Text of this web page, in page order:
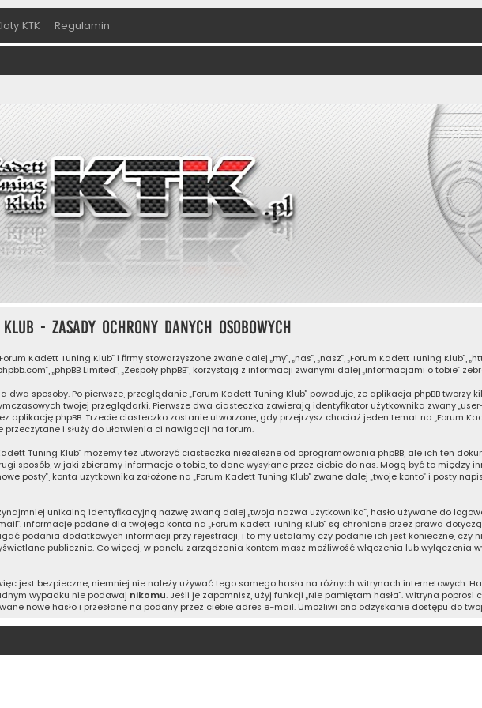
KTK Regulamin
- Zasady ochrony danych osobowych
Kadett Tuning Klub” i firmy stowarzyszone zwane dalej „my”, „nas”, „nasz”, „Forum Kadett Tuning Klub”,
„phpBB Limited”, „Zespoły phpBB”, korzystają z informacji zwanymi dalej „informacjami o tobie”
dwa sposoby. Po pierwsze, przeglądanie „Forum Kadett Tuning Klub” powoduje, że aplikacja phpBB tworzy
twojej przeglądarki. Pierwsze dwa ciasteczka zawierają identyfikator użytkownika zwany
aplikację phpBB. Trzecie ciasteczko zostanie utworzone, gdy przejrzysz chociaż jeden temat na „Forum
przeczytane i służy do ułatwienia ci nawigacji na forum.
Tuning Klub” możemy też utworzyć ciasteczka niezależne od oprogramowania phpBB, ale ich ten
sposób, w jaki zbieramy informacje o tobie, to dane wysyłane przez ciebie do nas. Mogą być to między
posty”, konta użytkownika założone na „Forum Kadett Tuning Klub” zwane dalej „twoje konto” i posty
unikalną identyfikacyjną nazwę zwaną dalej „twoja nazwa użytkownika”, hasło używane do
Informacje podane dla twojego konta na „Forum Kadett Tuning Klub” są chronione przez prawa
podania dodatkowych informacji przy rejestracji, i to my ustalamy czy podanie ich jest konieczne, czy
publicznie. Co więcej, w panelu zarządzania kontem masz możliwość włączenia lub wyłączenia
jest bezpieczne, niemniej nie należy używać tego samego hasła na różnych witrynach internetowych.
wypadku nie podawaj nikomu. Jeśli je zapomnisz, użyj funkcji „Nie pamiętam hasła”. Witryna
nowe hasło i przesłane na podany przez ciebie adres e-mail. Umożliwi ono odzyskanie dostępu do